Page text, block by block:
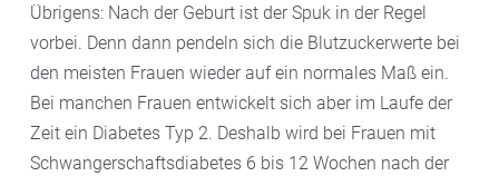
Übrigens: Nach der Geburt ist der Spuk in der Regel
vorbei. Denn dann pendeln sich die Blutzuckerwerte bei
den meisten Frauen wieder auf ein normales Maß ein.
Bei manchen Frauen entwickelt sich aber im Laufe der
Zeit ein Diabetes Typ 2. Deshalb wird bei Frauen mit
Schwangerschaftsdiabetes 6 bis 12 Wochen nach der